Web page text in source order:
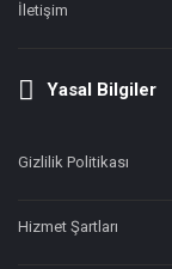
İletişim
Yasal Bilgiler
Gizlilik Politikası
Hizmet Şartları